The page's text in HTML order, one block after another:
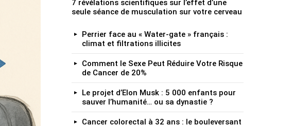
7 révélations scientifiques sur l’effet d’une
seule séance de musculation sur votre cerveau
Perrier face au « Water‑gate » français :
climat et filtrations illicites
Comment le Sexe Peut Réduire Votre Risque
de Cancer de 20%
Le projet d’Elon Musk : 5 000 enfants pour
sauver l’humanité… ou sa dynastie ?
Cancer colorectal à 32 ans : le bouleversant